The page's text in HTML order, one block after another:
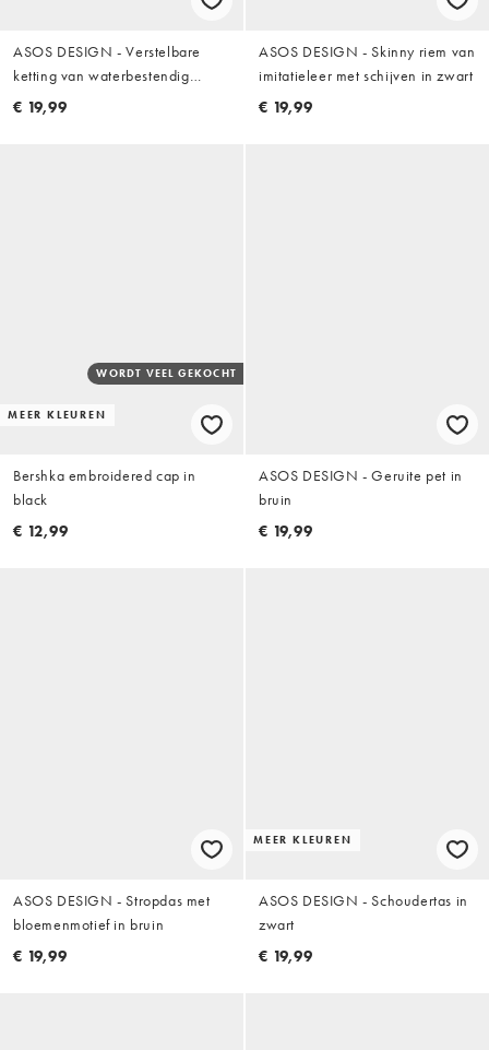
ASOS DESIGN - Verstelbare
ketting van waterbestendig
roestvrij staal met stervormige
€ 19,99
ASOS DESIGN - Skinny riem van
imitatieleer met schijven in zwart
€ 19,99
MEER KLEUREN
WORDT VEEL GEKOCHT
Bershka embroidered cap in
black
€ 12,99
ASOS DESIGN - Geruite pet in
bruin
€ 19,99
ASOS DESIGN - Stropdas met
bloemenmotief in bruin
€ 19,99
MEER KLEUREN
ASOS DESIGN - Schoudertas in
zwart
€ 19,99